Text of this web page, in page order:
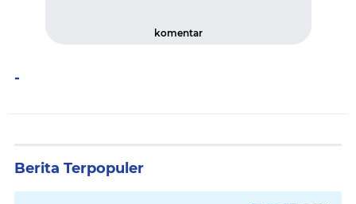
komentar
-
Berita Terpopuler